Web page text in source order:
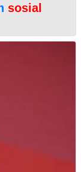
sosial